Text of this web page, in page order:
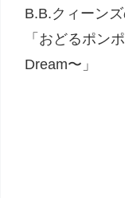
B.B.クィーン
「おどるポン
Dream〜」